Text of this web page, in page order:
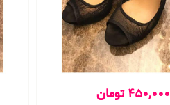
450,000 تومان